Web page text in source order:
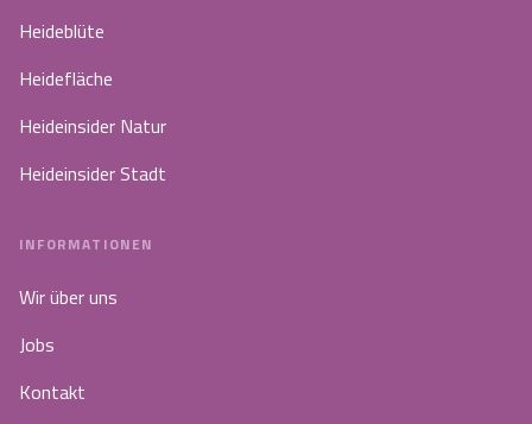
Heideblüte
Heidefläche
Heideinsider Natur
Heideinsider Stadt
INFORMATIONEN
Wir über uns
Jobs
Kontakt